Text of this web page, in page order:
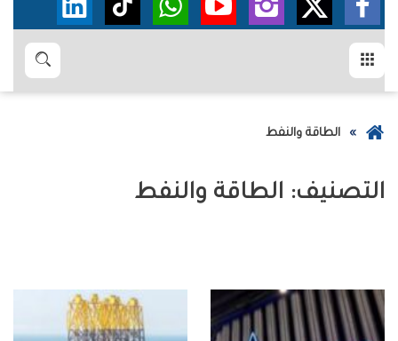
بحث
عودة
الصفحة
الرئيسية
الطاقة والنفط
التصنيف: الطاقة والنفط